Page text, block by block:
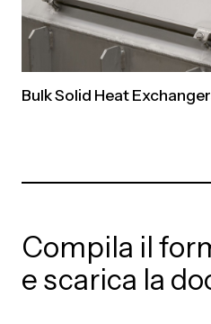
Bulk Solid Heat
Compila il
e scarica la